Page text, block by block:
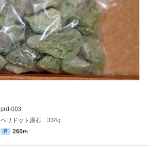
prd-003
ペリドット原石 334g
P 260Pt